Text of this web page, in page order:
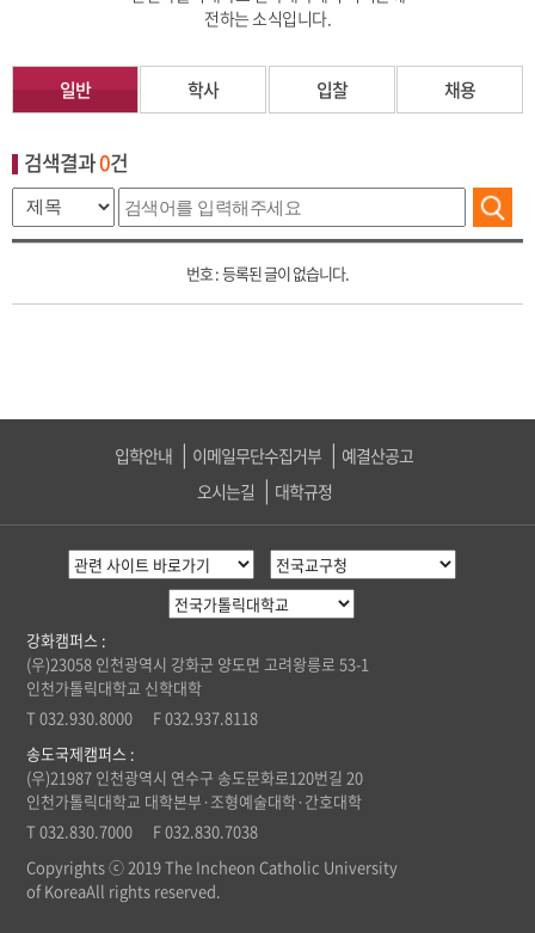
전하는 소식입니다.
일반 학사 입찰 채용
검색결과0건
등록된 글이 없습니다.
입학안내 이메일무단수집거부
예결산공고
오시는길
대학규정
강화캠퍼스 :
(우)23058 인천광역시 강화군 양도면 고려왕릉로 53-1
인천가톨릭대학교 신학대학
T 032.930.8000 F 032.937.8118
송도국제캠퍼스 :
(우)21987 인천광역시 연수구 송도문화로120번길 20
인천가톨릭대학교 대학본부·조형예술대학·간호대학
T 032.830.7000 F 032.830.7038
Copyrights ⓒ 2019 The Incheon Catholic University
of KoreaAll rights reserved.